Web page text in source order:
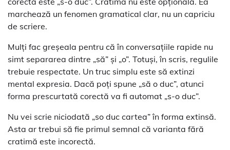
marchează un fenomen gramatical clar, nu un capriciu
de scriere.
Mulți fac greșeala pentru că în conversațiile rapide nu
simt separarea dintre „să” și „o”. Totuși, în scris, regulile
trebuie respectate. Un truc simplu este să extinzi
mental expresia. Dacă poți spune „să o duc”, atunci
forma prescurtată corectă va fi automat „s-o duc”.
Nu vei scrie niciodată „so duc cartea” în forma extinsă.
Asta ar trebui să fie primul semnal că varianta fără
cratimă este incorectă.